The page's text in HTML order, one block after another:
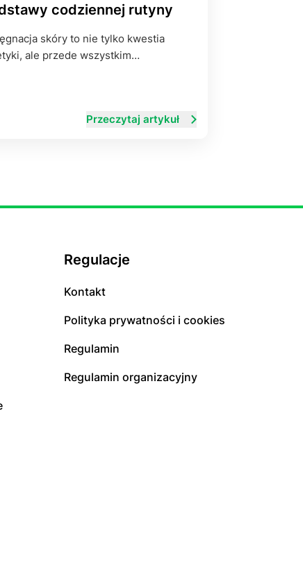
codziennej rutyny
skóry to nie tylko kwestia
ale przede wszystkim…
Przeczytaj artykuł
Regulacje
Kontakt
Polityka prywatności i cookies
Regulamin
Regulamin organizacyjny